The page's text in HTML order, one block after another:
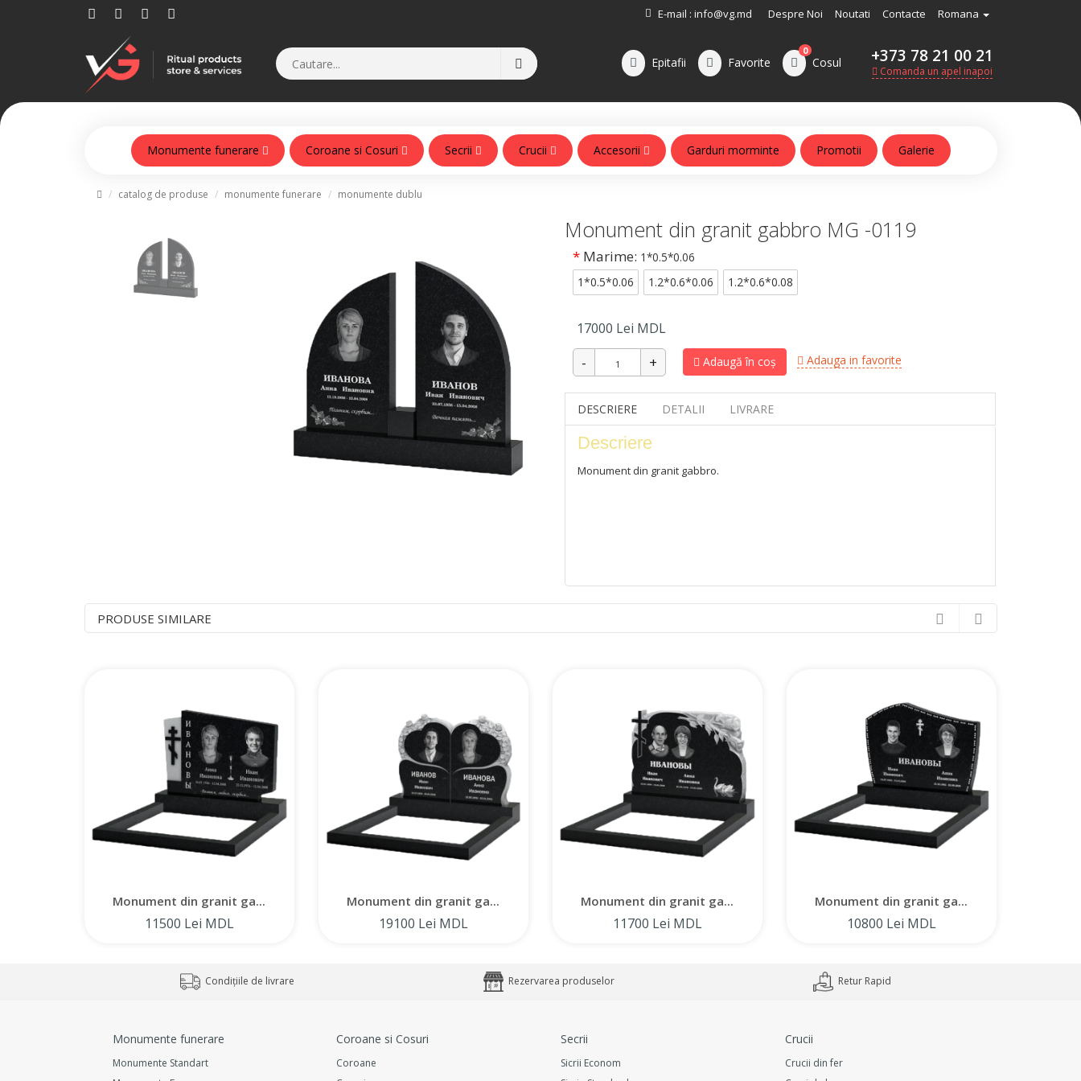
E-mail : info@vg.md Despre Noi Noutati Contacte Romana
Epitafii Favorite Cosul
0 +373 78 21 00 21
Comanda un apel inapoi
Monumente funerare Coroane si Cosuri Secrii Crucii Accesorii Garduri morminte Promotii Galerie
catalog de produse monumente funerare monumente dublu
Monument din granit gabbro MG -0119
*Marime: 1*0.5*0.06
1*0.5*0.06
1.2*0.6*0.06 1.2*0.6*0.08
17000 Lei MDL
Adaugă în coș Adauga in favorite
DESCRIERE DETALII LIVRARE
Descriere
Monument din granit gabbro.
PRODUSE SIMILARE
Monument din granit ga...
11500 Lei MDL
Monument din granit ga...
19100 Lei MDL
Monument din granit ga...
11700 Lei MDL
Monument din granit ga...
10800 Lei MDL
Condițiile de livrare Rezervarea produselor Retur Rapid
Monumente funerare
Monumente Standart
Coroane si Cosuri
Coroane
Secrii
Sicrii Econom
Crucii
Crucii din fer